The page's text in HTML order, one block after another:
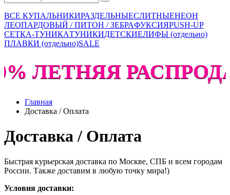
ВСЕ КУПАЛЬНИКИРАЗДЕЛЬНЫЕСЛИТНЫЕНЕОН
ЛЕОПАРДОВЫЙ / ПИТОН / ЗЕБРАФУКСИЯPUSH-UP
СЕТКА-ТУНИКАТУНИКИДЕТСКИЕЛИФЫ (отдельно)
ПЛАВКИ (отдельно)SALE
ЛЕТНЯЯ
Главная
Доставка / Оплата
Доставка / Оплата
Быстрая курьерская доставка по Москве, СПБ и всем городам
России. Также доставим в любую точку мира!)
Условия доставки: